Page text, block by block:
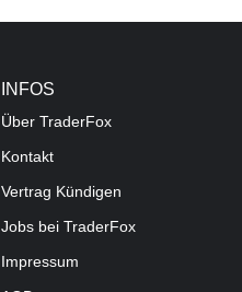
INFOS
Über TraderFox
Kontakt
Vertrag Kündigen
Jobs bei TraderFox
Impressum